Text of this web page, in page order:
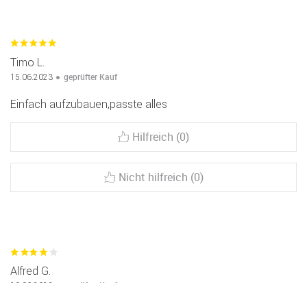
Timo L.
15.06.2023 geprüfter Kauf
Einfach aufzubauen,passte alles
Hilfreich (0)
Nicht hilfreich (0)
Alfred G.